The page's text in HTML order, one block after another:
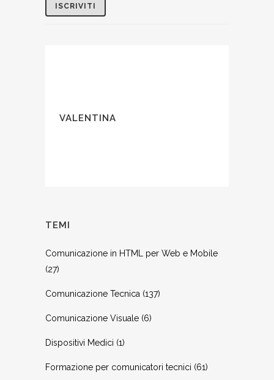
VALENTINA
TEMI
Comunicazione in HTML per Web e Mobile
(27)
Comunicazione Tecnica (137)
Comunicazione Visuale (6)
Dispositivi Medici (1)
Formazione per comunicatori tecnici (61)